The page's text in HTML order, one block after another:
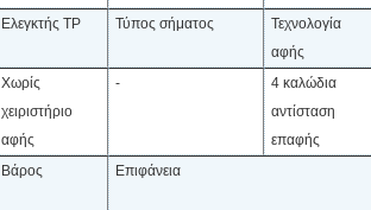
Ελεγκτής TP Τύπος σήματος
Τεχνολογία
αφής
Χωρίς
χειριστήριο
αφής
-
4 καλώδια
αντίσταση
επαφής
Βάρος Επιφάνεια